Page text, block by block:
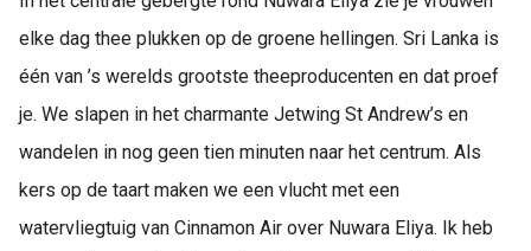
elke dag thee plukken op de groene hellingen. Sri Lanka is
één van ’s werelds grootste theeproducenten en dat proef
je. We slapen in het charmante Jetwing St Andrew’s en
wandelen in nog geen tien minuten naar het centrum. Als
kers op de taart maken we een vlucht met een
watervliegtuig van Cinnamon Air over Nuwara Eliya. Ik heb